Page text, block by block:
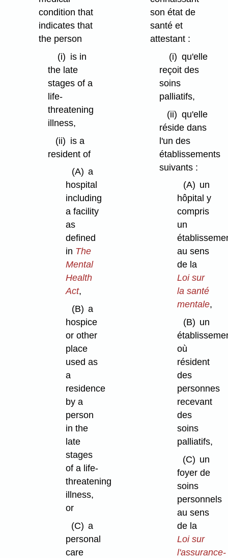
condition that
indicates that
the person
(i) is in
the late
stages of a
life-
threatening
illness,
(ii) is a
resident of
(A) a
hospital
including
a facility
as
defined
in The
Mental
Health
Act,
(B) a
hospice
or other
place
used as
a
residence
by a
person
in the
late
stages
of a life-
threatening
illness,
or
(C) a
personal
care
son état de
santé et
attestant :
(i) qu'elle
reçoit des
soins
palliatifs,
(ii) qu'elle
réside dans
l'un des
établissements
suivants :
(A) un
hôpital y
compris
un
au sens
de la
Loi sur
la santé
mentale,
(B) un
où
résident
des
personnes
recevant
des
soins
palliatifs,
(C) un
foyer de
soins
personnels
au sens
de la
Loi sur
l'assurance-